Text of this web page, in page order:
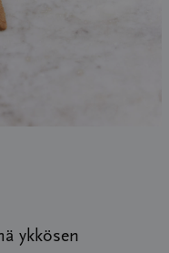
ykkösen